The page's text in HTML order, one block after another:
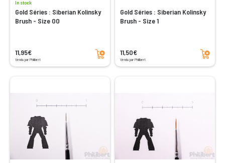
In stock
Gold Séries : Siberian Kolinsky
Brush - Size 00
11,95€
Vendu par Philibert
Add to cart
Gold Séries : Siberian Kolinsky
Brush - Size 1
11,50€
Vendu par Philibert
Add to cart